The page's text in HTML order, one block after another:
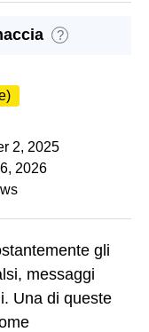
?
2, 2025
2026
gli
messaggi
Una di queste